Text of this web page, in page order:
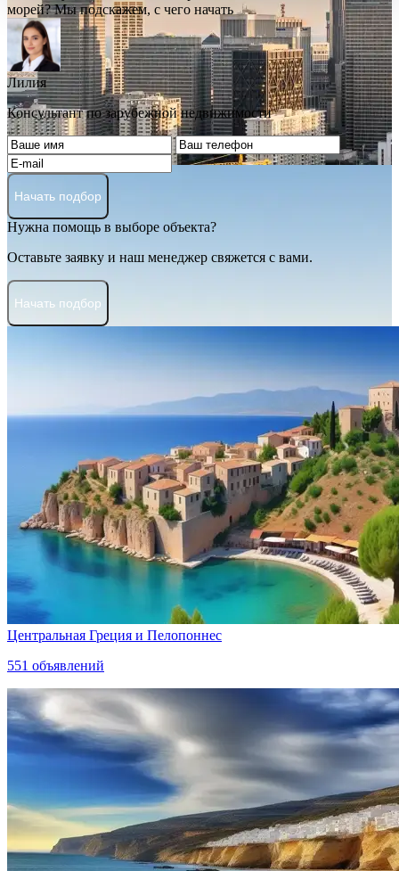
морей? Мы подскажем, с чего начать
Лилия
Консультант по зарубежной недвижимости
Начать подбор
Нужна помощь в выборе объекта?
Оставьте заявку и наш менеджер свяжется с вами.
Начать подбор
Центральная Греция и Пелопоннес
551 объявлений